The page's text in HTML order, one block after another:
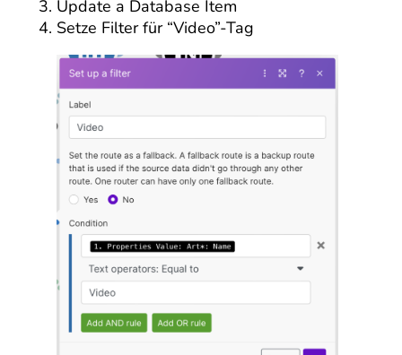
Update a Database Item
Setze Filter für “Video”-Tag